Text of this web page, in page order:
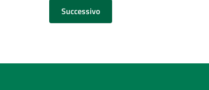
Successivo